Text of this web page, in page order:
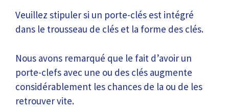
Veuillez stipuler si un porte-clés est intégré
dans le trousseau de clés et la forme des clés.
Nous avons remarqué que le fait d’avoir un
porte-clefs avec une ou des clés augmente
considérablement les chances de la ou de les
retrouver vite.